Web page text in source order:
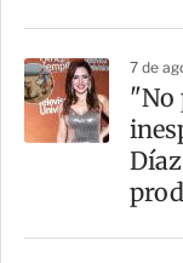
7 de
"No